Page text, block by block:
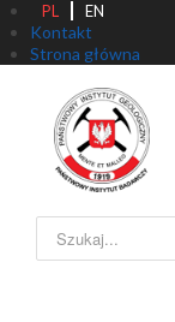
PL EN
Kontakt
Strona główna
Szukaj...